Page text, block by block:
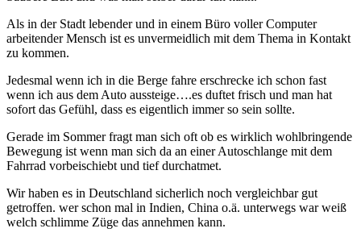
Als in der Stadt lebender und in einem Büro voller Computer
arbeitender Mensch ist es unvermeidlich mit dem Thema in Kontakt
zu kommen.
Jedesmal wenn ich in die Berge fahre erschrecke ich schon fast
wenn ich aus dem Auto aussteige….es duftet frisch und man hat
sofort das Gefühl, dass es eigentlich immer so sein sollte.
Gerade im Sommer fragt man sich oft ob es wirklich wohlbringende
Bewegung ist wenn man sich da an einer Autoschlange mit dem
Fahrrad vorbeischiebt und tief durchatmet.
Wir haben es in Deutschland sicherlich noch vergleichbar gut
getroffen. wer schon mal in Indien, China o.ä. unterwegs war weiß
welch schlimme Züge das annehmen kann.